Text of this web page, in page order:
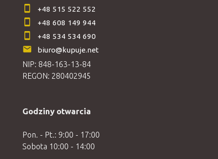
+48 515 522 552
+48 608 149 944
+48 534 534 690
biuro@kupuje.net
NIP: 848-163-13-84
REGON: 280402945
Godziny otwarcia
Pon. - Pt.: 9:00 - 17:00
Sobota 10:00 - 14:00